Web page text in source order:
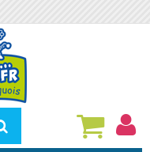
Rechercher